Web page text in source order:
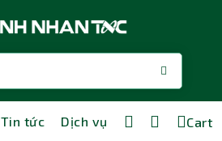
Tin tức Dịch vụ Cart